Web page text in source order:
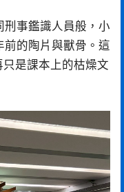
事鑑識人員般，小
前的陶片與獸骨。這
是課本上的枯燥文